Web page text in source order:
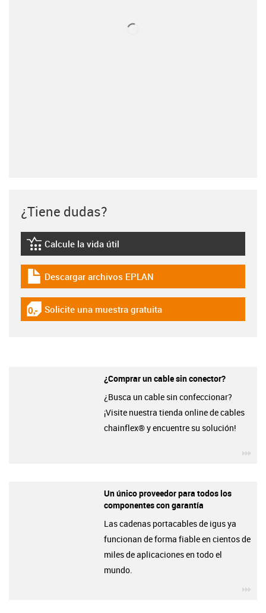
¿Tiene dudas?
igus-icon-lebensdauerrechner
Calcule la vida útil
igus-icon-download-plan
Descargar archivos EPLAN
igus-icon-gratismuster
Solicite una muestra gratuita
¿Comprar un cable sin conector?
¿Busca un cable sin confeccionar?
¡Visite nuestra tienda online de cables
chainflex® y encuentre su solución!
Un único proveedor para todos los
componentes con garantía
Las cadenas portacables de igus ya
funcionan de forma fiable en cientos de
miles de aplicaciones en todo el
mundo.